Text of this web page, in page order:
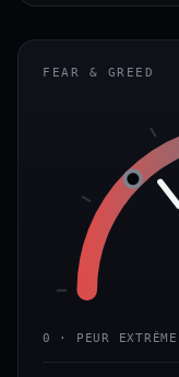
FEAR & GREED
0 · PEUR EXTRÊME